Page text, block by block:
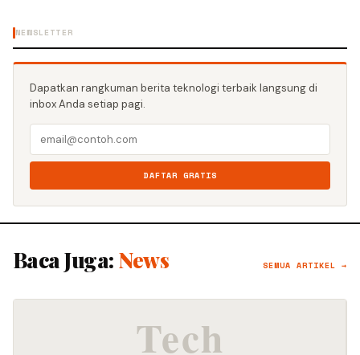
NEWSLETTER
Dapatkan rangkuman berita teknologi terbaik langsung di
inbox Anda setiap pagi.
DAFTAR GRATIS
Baca Juga: News SEMUA ARTIKEL →